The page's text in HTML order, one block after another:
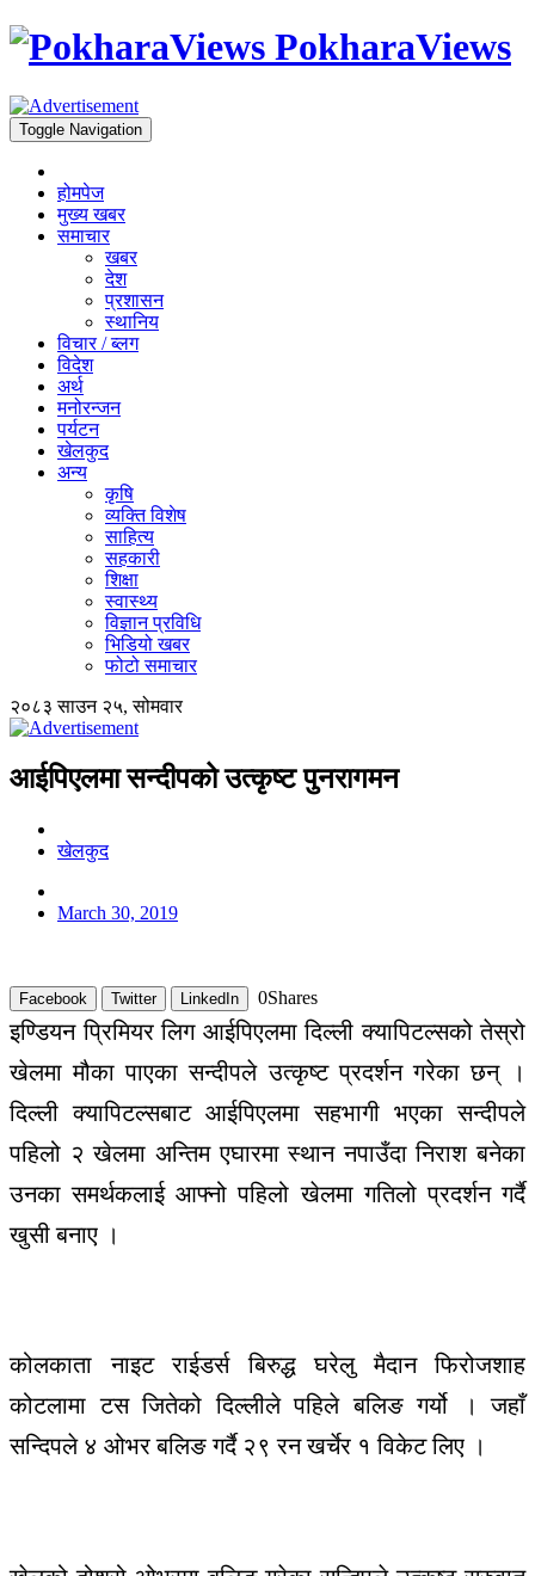
PokharaViews
Toggle Navigation
होमपेज
मुख्य खबर
समाचार
खबर
देश
प्रशासन
स्थानिय
विचार / ब्लग
विदेश
अर्थ
मनोरन्जन
पर्यटन
खेलकुद
अन्य
कृषि
व्यक्ति विशेष
साहित्य
सहकारी
शिक्षा
स्वास्थ्य
विज्ञान प्रविधि
भिडियो खबर
फोटो समाचार
२०८३ साउन २५, सोमवार
आईपिएलमा सन्दीपको उत्कृष्ट पुनरागमन
खेलकुद
March 30, 2019
Facebook Twitter LinkedIn 0Shares
इण्डियन प्रिमियर लिग आईपिएलमा दिल्ली क्यापिटल्सको तेस्रो
खेलमा मौका पाएका सन्दीपले उत्कृष्ट प्रदर्शन गरेका छन् ।
दिल्ली क्यापिटल्सबाट आईपिएलमा सहभागी भएका सन्दीपले
पहिलो २ खेलमा अन्तिम एघारमा स्थान नपाउँदा निराश बनेका
उनका समर्थकलाई आफ्नो पहिलो खेलमा गतिलो प्रदर्शन गर्दै
खुसी बनाए ।
कोलकाता नाइट राईडर्स बिरुद्ध घरेलु मैदान फिरोजशाह
कोटलामा टस जितेको दिल्लीले पहिले बलिङ गर्यो । जहाँ
सन्दिपले ४ ओभर बलिङ गर्दै २९ रन खर्चेर १ विकेट लिए ।